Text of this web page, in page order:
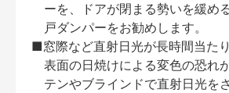
ーを、ドアが閉まる勢いを緩め
戸ダンパーをお勧めします。
■窓際など直射日光が長時間当た
表面の日焼けによる変色の恐れ
テンやブラインドで直射日光を